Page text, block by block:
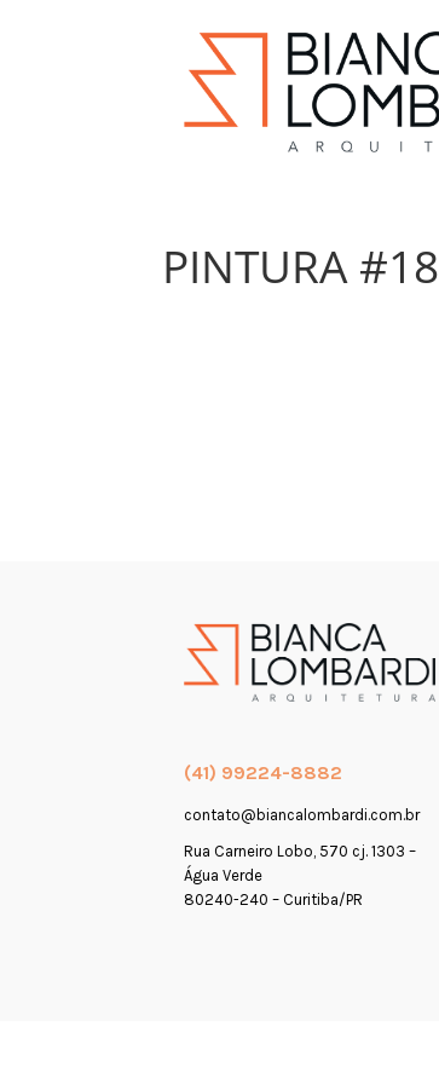
PINTURA #18
(41) 99224-8882
contato@biancalombardi.com.br
Rua Carneiro Lobo, 570 cj. 1303 –
Água Verde
80240-240 – Curitiba/PR